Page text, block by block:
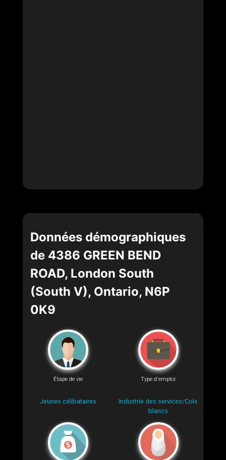
Données démographiques
de 4386 GREEN BEND
ROAD, London South
(South V), Ontario, N6P
0K9
Étape de vie
Jeunes célibataires
Type d'emploi
Industrie des services/Cols
blancs